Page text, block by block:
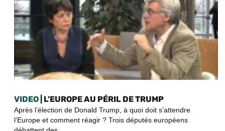
VIDEO | L’EUROPE AU PÉRIL DE TRUMP
Après l’élection de Donald Trump, à quoi doit s’attendre
l’Europe et comment réagir ? Trois députés européens